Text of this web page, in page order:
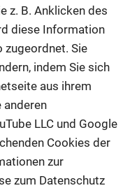
z. B. Anklicken des
diese Information
zugeordnet. Sie
indem Sie sich
aus ihrem
anderen
LLC und Google
Cookies der
zur
zum Datenschutz